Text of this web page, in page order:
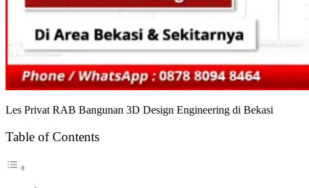
Les Privat RAB Bangunan 3D Design Engineering di Bekasi
Table of Contents